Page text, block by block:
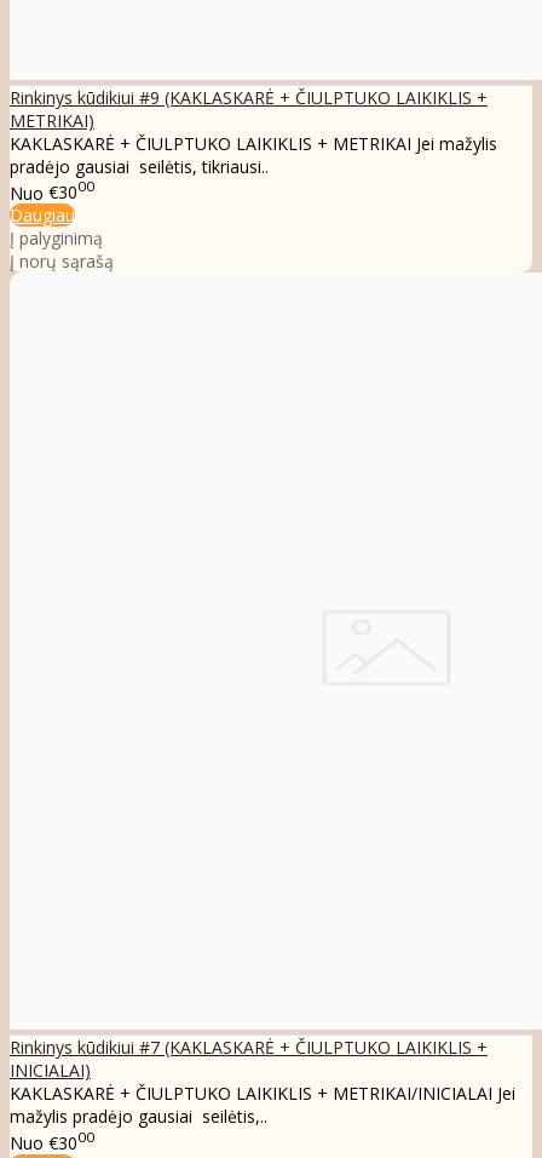
Rinkinys kūdikiui #9 (KAKLASKARĖ + ČIULPTUKO LAIKIKLIS +
METRIKAI)
KAKLASKARĖ + ČIULPTUKO LAIKIKLIS + METRIKAI Jei mažylis
pradėjo gausiai seilėtis, tikriausi..
Nuo €3000
Daugiau
Į palyginimą
Į norų sąrašą
Rinkinys kūdikiui #7 (KAKLASKARĖ + ČIULPTUKO LAIKIKLIS +
INICIALAI)
KAKLASKARĖ + ČIULPTUKO LAIKIKLIS + METRIKAI/INICIALAI Jei
mažylis pradėjo gausiai seilėtis,..
Nuo €3000